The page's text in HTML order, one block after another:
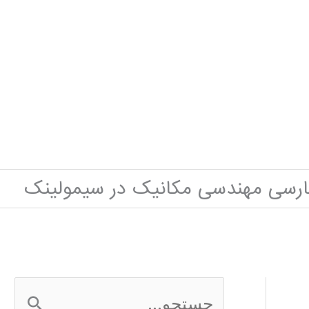
مهندسی مکانیک در سیمولینک